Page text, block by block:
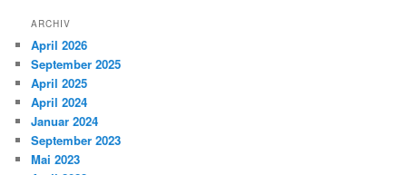
ARCHIV
April 2026
September 2025
April 2025
April 2024
Januar 2024
September 2023
Mai 2023